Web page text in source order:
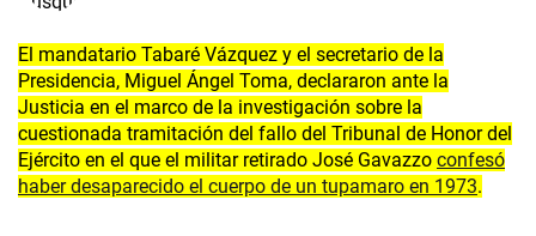
El mandatario Tabaré Vázquez y el secretario de la
Presidencia, Miguel Ángel Toma, declararon ante la
Justicia en el marco de la investigación sobre la
cuestionada tramitación del fallo del Tribunal de Honor del
Ejército en el que el militar retirado José Gavazzo confesó
haber desaparecido el cuerpo de un tupamaro en 1973.